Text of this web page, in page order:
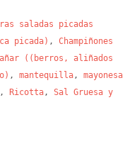
saladas picadas
picada) , Champiñones
((berros, aliñados
, mantequilla, mayonesa
, Ricotta, Sal Gruesa y